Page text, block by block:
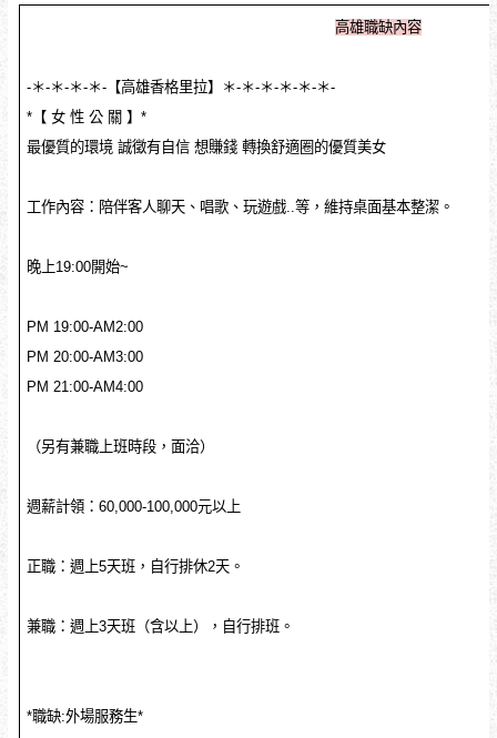
高雄職缺內容
-＊-＊-＊-＊-【高雄香格里拉】＊-＊-＊-＊-＊-＊-
*【 女 性 公 關 】*
最優質的環境 誠徵有自信 想賺錢 轉換舒適圈的優質美女
工作內容：陪伴客人聊天、唱歌、玩遊戲..等，維持桌面基本整潔。
晚上19:00開始~
PM 19:00-AM2:00
PM 20:00-AM3:00
PM 21:00-AM4:00
（另有兼職上班時段，面洽）
週薪計領：60,000-100,000元以上
正職：週上5天班，自行排休2天。
兼職：週上3天班（含以上），自行排班。
*職缺:外場服務生*